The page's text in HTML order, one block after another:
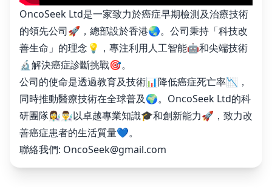
OncoSeek Ltd是一家致力於癌症早期檢測及治療技術
的領先公司🚀，總部設於香港🌏。公司秉持「科技改
善生命」的理念💡，專注利用人工智能🤖和尖端技術
🔬解決癌症診斷挑戰🎯。
公司的使命是透過教育及技術📊降低癌症死亡率📉，
同時推動醫療技術在全球普及🌍。OncoSeek Ltd的科
研團隊👩‍🔬👨‍🔬以卓越專業知識🎓和創新能力🚀，致力改
善癌症患者的生活質量💙。
聯絡我們: OncoSeek@gmail.com